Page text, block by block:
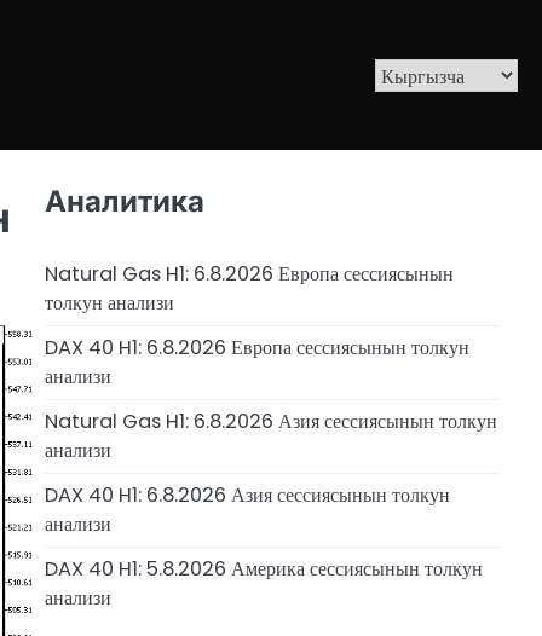
Аналитика
Natural Gas H1: 6.8.2026 Европа сессиясынын
толкун анализи
DAX 40 H1: 6.8.2026 Европа сессиясынын толкун
анализи
Natural Gas H1: 6.8.2026 Азия сессиясынын толкун
анализи
DAX 40 H1: 6.8.2026 Азия сессиясынын толкун
анализи
DAX 40 H1: 5.8.2026 Америка сессиясынын толкун
анализи